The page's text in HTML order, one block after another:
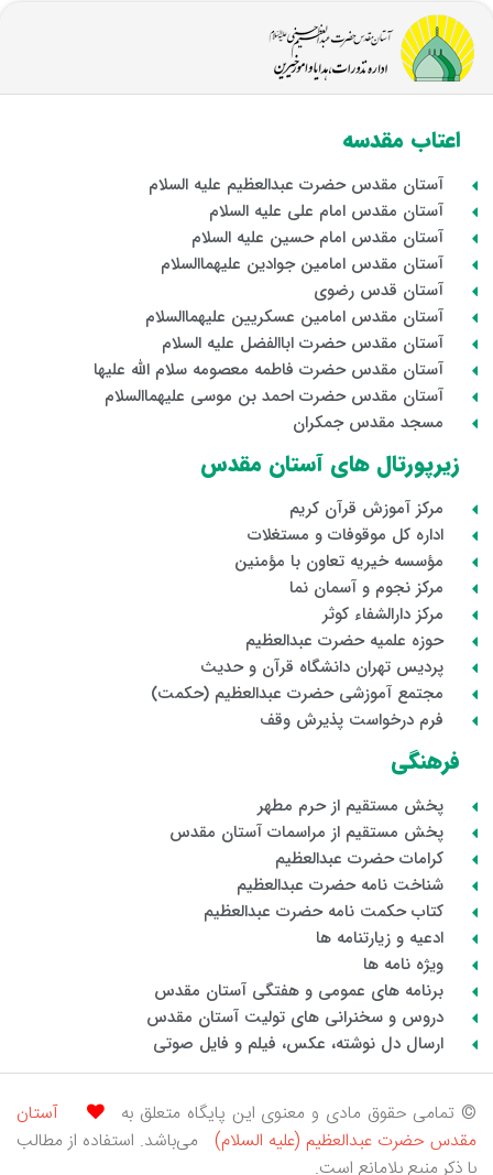
اعتاب مقدسه
آستان مقدس حضرت عبدالعظیم علیه السلام
آستان مقدس امام علی علیه السلام
آستان مقدس امام حسین علیه السلام
آستان مقدس امامین جوادین علیهماالسلام
آستان قدس رضوی
آستان مقدس امامین عسکریین علیهماالسلام
آستان مقدس حضرت اباالفضل علیه السلام
آستان مقدس حضرت فاطمه معصومه سلام الله علیها
آستان مقدس حضرت احمد بن موسی علیهماالسلام
مسجد مقدس جمکران
زیرپورتال های آستان مقدس
مرکز آموزش قرآن کریم
اداره کل موقوفات و مستغلات
مؤسسه خیریه تعاون با مؤمنین
مرکز نجوم و آسمان نما
مرکز دارالشفاء کوثر
حوزه علمیه حضرت عبدالعظیم
پردیس تهران دانشگاه قرآن و حدیث
مجتمع آموزشی حضرت عبدالعظیم (حکمت)
فرم درخواست پذیرش وقف
فرهنگی
پخش مستقیم از حرم مطهر
پخش مستقیم از مراسمات آستان مقدس
کرامات حضرت عبدالعظیم
شناخت نامه حضرت عبدالعظیم
کتاب حکمت نامه حضرت عبدالعظیم
ادعیه و زیارتنامه ها
ویژه نامه ها
برنامه های عمومی و هفتگی آستان مقدس
دروس و سخنرانی های تولیت آستان مقدس
ارسال دل نوشته، عکس، فیلم و فایل صوتی
© تمامی حقوق مادی و معنوی این پایگاه متعلق به
آستان
مقدس حضرت عبدالعظیم (علیه السلام)
می‌باشد. استفاده از مطالب
با ذکر منبع بلامانع است.